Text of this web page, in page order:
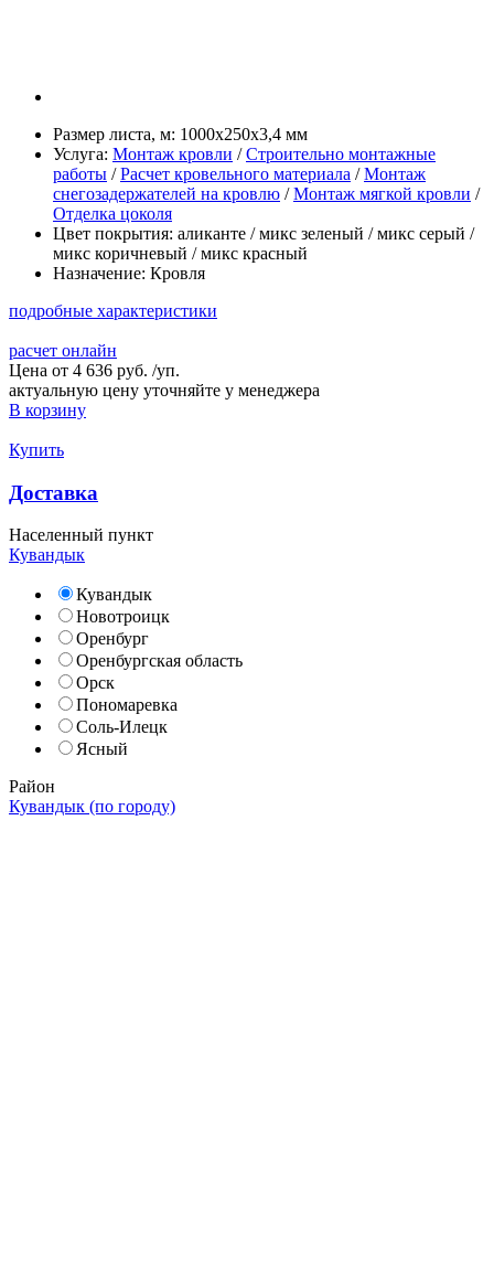
Размер листа, м: 1000х250х3,4 мм
Услуга: Монтаж кровли /Строительно монтажные
работы /Расчет кровельного материала /Монтаж
снегозадержателей на кровлю /Монтаж мягкой кровли /
Отделка цоколя
Цвет покрытия: аликанте / микс зеленый / микс серый /
микс коричневый / микс красный
Назначение: Кровля
подробные характеристики
расчет онлайн
Цена от 4 636 руб. /уп.
актуальную цену уточняйте у менеджера
В корзину
Купить
Доставка
Населенный пункт
Кувандык
Кувандык
Новотроицк
Оренбург
Оренбургская область
Орск
Пономаревка
Соль-Илецк
Ясный
Район
Кувандык (по городу)